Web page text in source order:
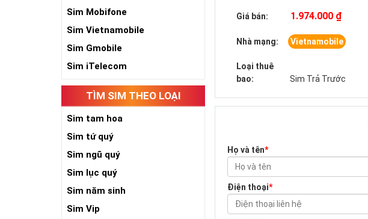
Sim Mobifone
Sim Vietnamobile
Sim Gmobile
Sim iTelecom
TÌM SIM THEO LOẠI
Sim tam hoa
Sim tứ quý
Sim ngũ quý
Sim lục quý
Sim năm sinh
Sim Vip
Giá bán: 1.974.000 ₫
Nhà mạng: Vietnamobile
Loại thuê
bao:
Sim Trả Trước
Họ và tên*
Điện thoại*